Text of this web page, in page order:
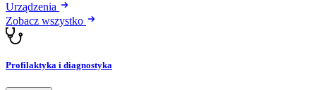
Urządzenia
Zobacz wszystko
Profilaktyka i diagnostyka